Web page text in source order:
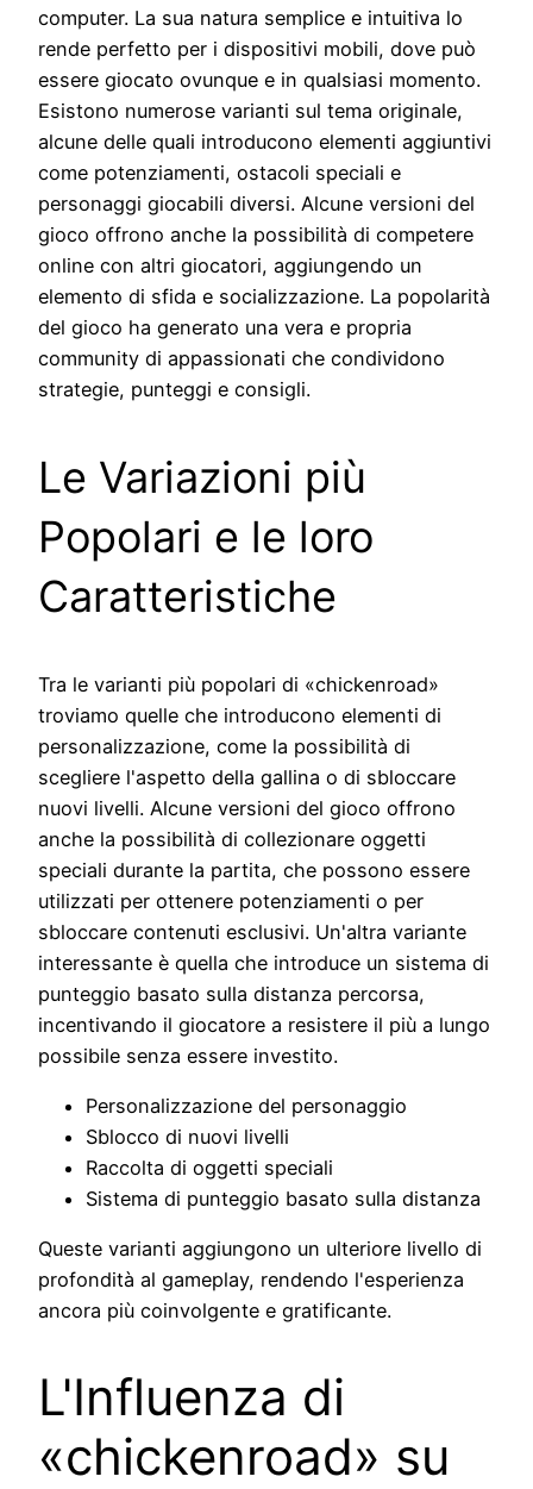
computer. La sua natura semplice e intuitiva lo
rende perfetto per i dispositivi mobili, dove può
essere giocato ovunque e in qualsiasi momento.
Esistono numerose varianti sul tema originale,
alcune delle quali introducono elementi aggiuntivi
come potenziamenti, ostacoli speciali e
personaggi giocabili diversi. Alcune versioni del
gioco offrono anche la possibilità di competere
online con altri giocatori, aggiungendo un
elemento di sfida e socializzazione. La popolarità
del gioco ha generato una vera e propria
community di appassionati che condividono
strategie, punteggi e consigli.
Le Variazioni più
Popolari e le loro
Caratteristiche
Tra le varianti più popolari di «chickenroad»
troviamo quelle che introducono elementi di
personalizzazione, come la possibilità di
scegliere l'aspetto della gallina o di sbloccare
nuovi livelli. Alcune versioni del gioco offrono
anche la possibilità di collezionare oggetti
speciali durante la partita, che possono essere
utilizzati per ottenere potenziamenti o per
sbloccare contenuti esclusivi. Un'altra variante
interessante è quella che introduce un sistema di
punteggio basato sulla distanza percorsa,
incentivando il giocatore a resistere il più a lungo
possibile senza essere investito.
Personalizzazione del personaggio
Sblocco di nuovi livelli
Raccolta di oggetti speciali
Sistema di punteggio basato sulla distanza
Queste varianti aggiungono un ulteriore livello di
profondità al gameplay, rendendo l'esperienza
ancora più coinvolgente e gratificante.
L'Influenza di
«chickenroad» su